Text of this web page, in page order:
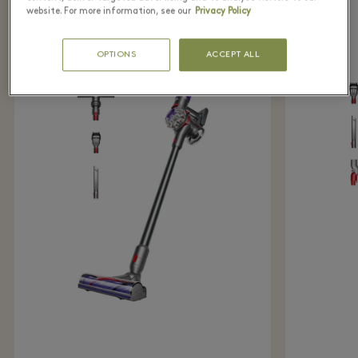
website. For more information, see our Privacy Policy
OPTIONS ACCEPT ALL